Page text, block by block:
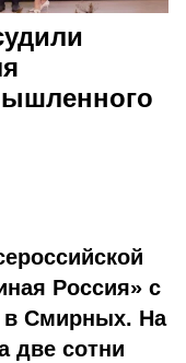
Россия» с
в Смирных. На
две сотни